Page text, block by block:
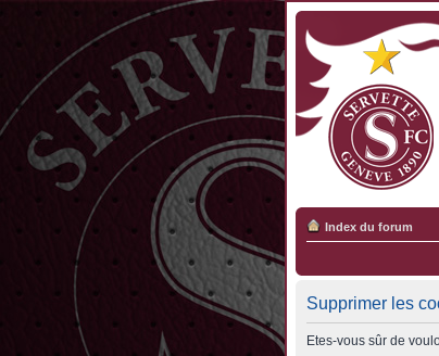
Index du forum
Supprimer les
Etes-vous sûr de